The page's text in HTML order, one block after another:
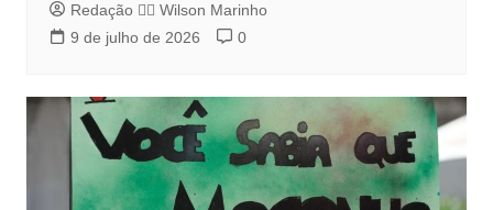
Redação 👨‍⚖️​ Wilson Marinho
9 de julho de 2026
0